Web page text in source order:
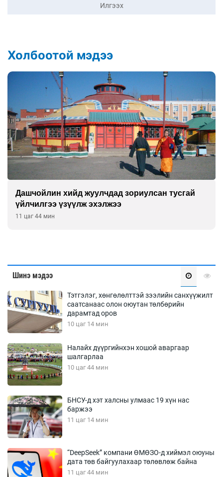
Илгээх
Холбоотой мэдээ
Дашчойлин хийд жуулчдад зориулсан тусгай
үйлчилгээ үзүүлж эхэлжээ
11 цаг 44 мин
Шинэ мэдээ
Тэтгэлэг, хөнгөлөлттэй зээлийн санхүүжилт
саатсанаас олон оюутан төлбөрийн
дарамтад оров
10 цаг 14 мин
Налайх дүүргийнхэн хошой аваргаар
шалгарлаа
10 цаг 44 мин
БНСУ-д хэт халсны улмаас 19 хүн нас
баржээ
11 цаг 14 мин
“DeepSeek” компани ӨМӨЗО-д хиймэл оюуны
дата төв байгуулахаар төлөвлөж байна
11 цаг 44 мин